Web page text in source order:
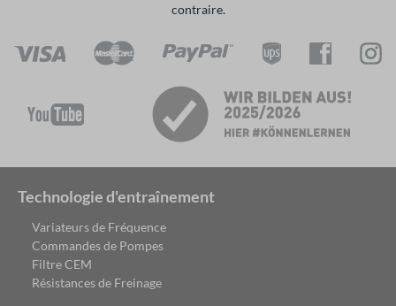
contraire.
Technologie d'entraînement
Variateurs de Fréquence
Commandes de Pompes
Filtre CEM
Résistances de Freinage